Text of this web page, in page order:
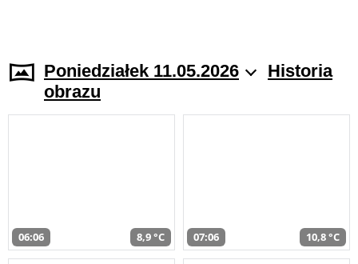
Poniedziałek 11.05.2026
Historia
obrazu
06:06 8,9 °C 07:06 10,8 °C